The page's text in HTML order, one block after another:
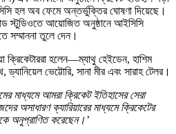
হল অব ফেমে অন্তর্ভুক্তির ঘোষণা দিয়েছে।
স্টুডিওতে আয়োজিত অনুষ্ঠানে আইসিসি
সম্মাননা তুলে দেন।
হলেন—ম্যাথু হেইডেন, হাশিম
ড্যানিয়েল ভেট্টোরি, সানা মীর এবং সারাহ টেলর।
মাধ্যমে আমরা ক্রিকেট ইতিহাসের সেরা
অসাধারণ ক্যারিয়ারের মাধ্যমে ক্রিকেটের
অনুপ্রাণিত করেছেন।’